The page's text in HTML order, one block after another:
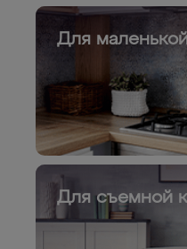
Для
Для съемной